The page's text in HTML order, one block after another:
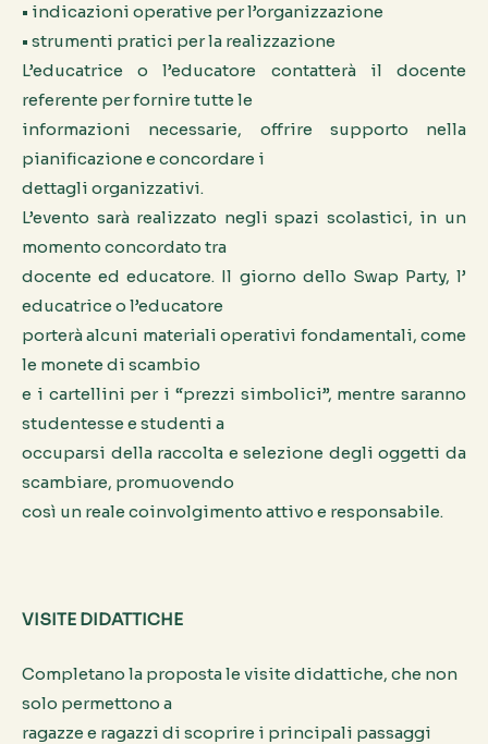
• indicazioni operative per l’organizzazione
• strumenti pratici per la realizzazione
L’educatrice o l’educatore contatterà il docente
referente per fornire tutte le
informazioni necessarie, offrire supporto nella
pianificazione e concordare i
dettagli organizzativi.
L’evento sarà realizzato negli spazi scolastici, in un
momento concordato tra
docente ed educatore. Il giorno dello Swap Party, l’
educatrice o l’educatore
porterà alcuni materiali operativi fondamentali, come
le monete di scambio
e i cartellini per i “prezzi simbolici”, mentre saranno
studentesse e studenti a
occuparsi della raccolta e selezione degli oggetti da
scambiare, promuovendo
così un reale coinvolgimento attivo e responsabile.
VISITE DIDATTICHE
Completano la proposta le visite didattiche, che non
solo permettono a
ragazze e ragazzi di scoprire i principali passaggi